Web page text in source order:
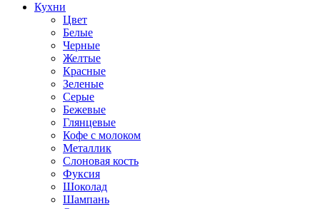
Кухни
Цвет
Белые
Черные
Желтые
Красные
Зеленые
Серые
Бежевые
Глянцевые
Кофе с молоком
Металлик
Слоновая кость
Фуксия
Шоколад
Шампань